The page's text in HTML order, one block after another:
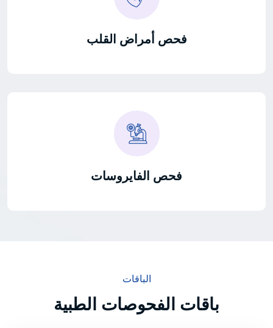
فحص أمراض القلب
فحص الفايروسات
الباقات
باقات الفحوصات الطبية